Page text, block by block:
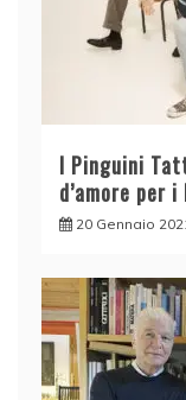
I Pinguini
d’amore per
20 Gennaio